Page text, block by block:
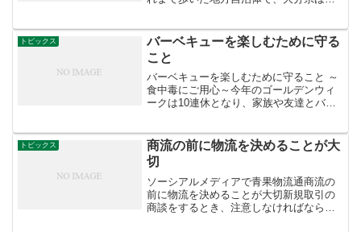
課を訪れたのですが、待ってましたとば
かり喜んでくれてい...
トピックス
バーベキューを楽しむために守る
こと
バーベキューを楽しむために守ること ～
食中毒にご用心～今年のゴールデンウィ
ークは10連休となり、家族や友達とバー
毒でせっかくの楽しいバーベキューが台
無しになってしまうこ...
トピックス
商流の前に物流を決めることが大
切
ソーシアルメディアで青果物流通商流の
前に物流を決めることが大切新規取引の
商談をするとき、注意しなければならな